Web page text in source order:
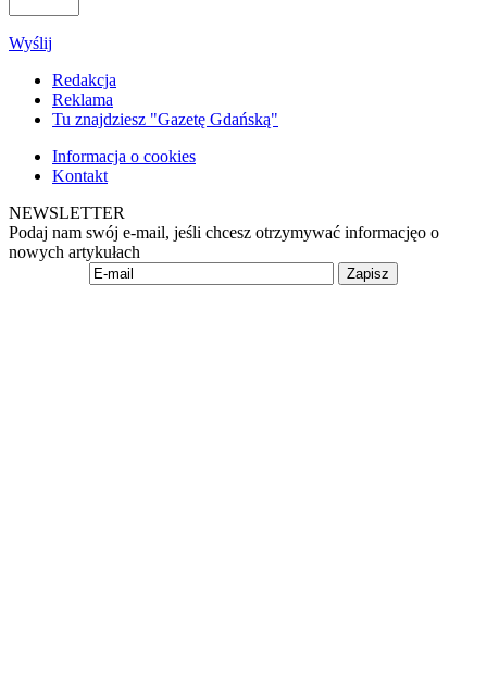
Wyślij
Redakcja
Reklama
Tu znajdziesz "Gazetę Gdańską"
Informacja o cookies
Kontakt
NEWSLETTER
Podaj nam swój e-mail, jeśli chcesz otrzymywać informacjęo o
nowych artykułach
Zapisz